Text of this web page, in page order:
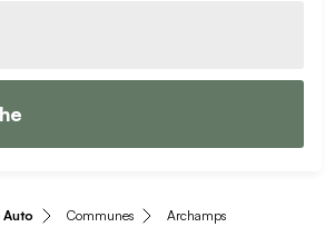
Auto Communes Archamps